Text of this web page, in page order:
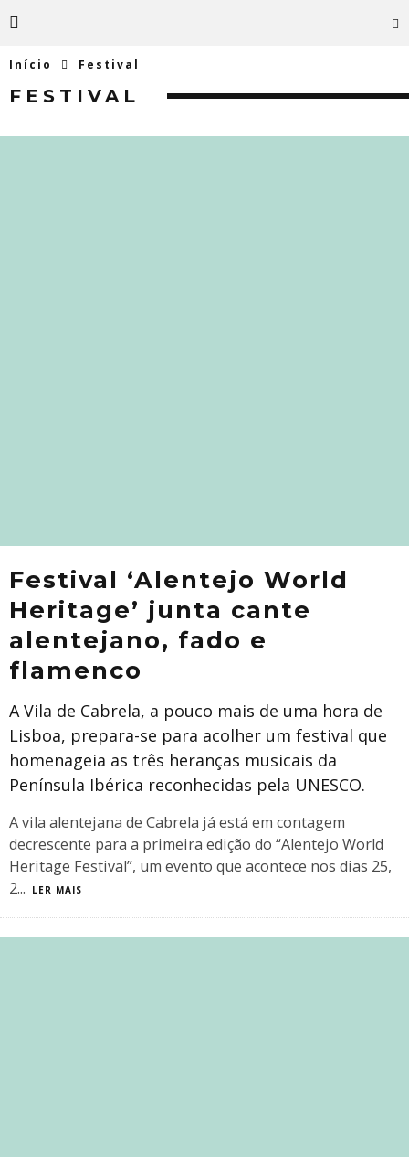
Início Festival
FESTIVAL
Festival ‘Alentejo World
Heritage’ junta cante
alentejano, fado e
flamenco
A Vila de Cabrela, a pouco mais de uma hora de
Lisboa, prepara-se para acolher um festival que
homenageia as três heranças musicais da
Península Ibérica reconhecidas pela UNESCO.
A vila alentejana de Cabrela já está em contagem
decrescente para a primeira edição do “Alentejo World
Heritage Festival”, um evento que acontece nos dias 25,
2... LER MAIS